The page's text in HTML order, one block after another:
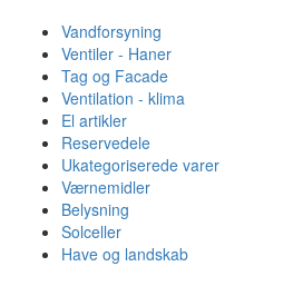
Vandforsyning
Ventiler - Haner
Tag og Facade
Ventilation - klima
El artikler
Reservedele
Ukategoriserede varer
Værnemidler
Belysning
Solceller
Have og landskab